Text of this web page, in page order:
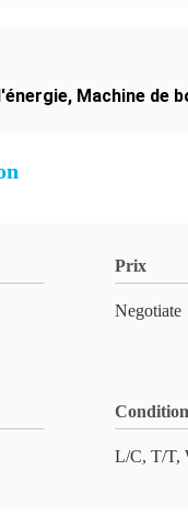
, Machine de
Prix
Negotiate
L/C, T/T,